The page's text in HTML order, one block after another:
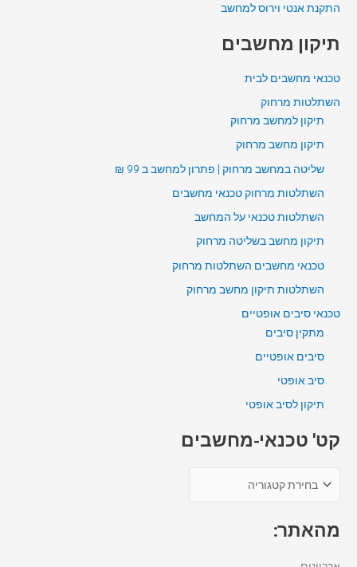
התקנת אנטי וירוס למחשב
תיקון מחשבים
טכנאי מחשבים לבית
השתלטות מרחוק
תיקון למחשב מרחוק
תיקון מחשב מרחוק
שליטה במחשב מרחוק | פתרון למחשב ב 99 ₪
השתלטות מרחוק טכנאי מחשבים
השתלטות טכנאי על המחשב
תיקון מחשב בשליטה מרחוק
טכנאי מחשבים השתלטות מרחוק
השתלטות תיקון מחשב מרחוק
טכנאי סיבים אופטיים
מתקין סיבים
סיבים אופטיים
סיב אופטי
תיקון לסיב אופטי
קט' טכנאי-מחשבים
מהאתר: